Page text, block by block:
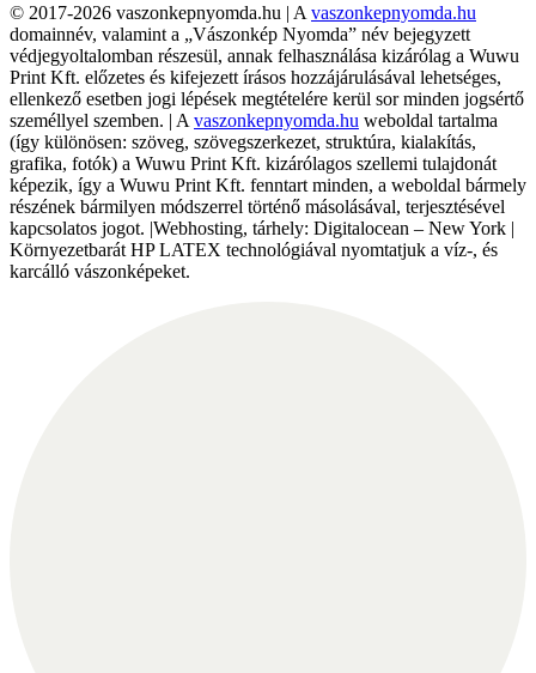
© 2017-2026 vaszonkepnyomda.hu | A vaszonkepnyomda.hu
domainnév, valamint a „Vászonkép Nyomda” név bejegyzett
védjegyoltalomban részesül, annak felhasználása kizárólag a Wuwu
Print Kft. előzetes és kifejezett írásos hozzájárulásával lehetséges,
ellenkező esetben jogi lépések megtételére kerül sor minden jogsértő
személlyel szemben. | A vaszonkepnyomda.hu weboldal tartalma
(így különösen: szöveg, szövegszerkezet, struktúra, kialakítás,
grafika, fotók) a Wuwu Print Kft. kizárólagos szellemi tulajdonát
képezik, így a Wuwu Print Kft. fenntart minden, a weboldal bármely
részének bármilyen módszerrel történő másolásával, terjesztésével
kapcsolatos jogot. |Webhosting, tárhely: Digitalocean – New York |
Környezetbarát HP LATEX technológiával nyomtatjuk a víz-, és
karcálló vászonképeket.